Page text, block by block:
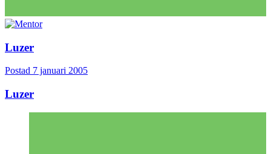
Luzer
Postad 7 januari 2005
Luzer